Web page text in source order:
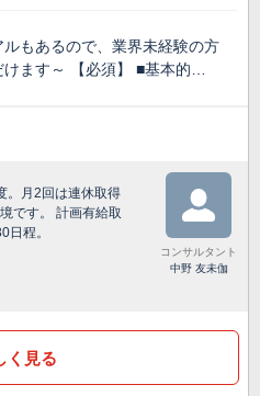
もあるので、業界未経験の方
けます～ 【必須】 ■基本的…
。月2回は連休取得
です。 計画有給取
日程。
コンサルタント
中野 友未伽
く見る